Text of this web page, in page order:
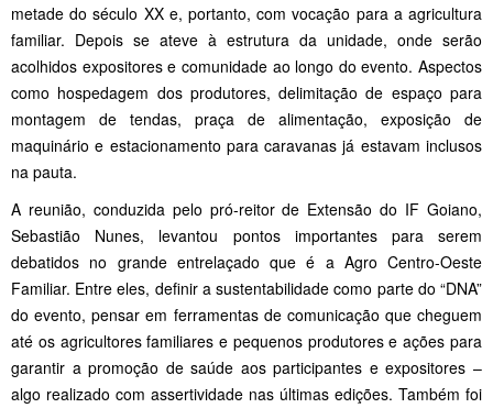
metade do século XX e, portanto, com vocação para a agricultura
familiar. Depois se ateve à estrutura da unidade, onde serão
acolhidos expositores e comunidade ao longo do evento. Aspectos
como hospedagem dos produtores, delimitação de espaço para
montagem de tendas, praça de alimentação, exposição de
maquinário e estacionamento para caravanas já estavam inclusos
na pauta.
A reunião, conduzida pelo pró-reitor de Extensão do IF Goiano,
Sebastião Nunes, levantou pontos importantes para serem
debatidos no grande entrelaçado que é a Agro Centro-Oeste
Familiar. Entre eles, definir a sustentabilidade como parte do “DNA”
do evento, pensar em ferramentas de comunicação que cheguem
até os agricultores familiares e pequenos produtores e ações para
garantir a promoção de saúde aos participantes e expositores –
algo realizado com assertividade nas últimas edições. Também foi